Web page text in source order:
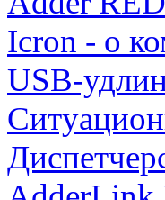
Icron - о
USB-